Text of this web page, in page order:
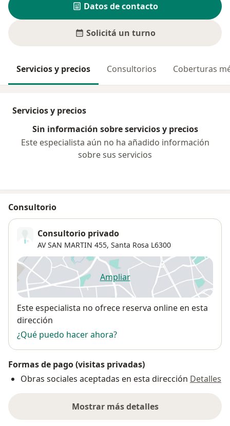
Datos de contacto
Solicitá un turno
Servicios y precios Consultorios Coberturas
Servicios y precios
Sin información sobre servicios y precios
Este especialista aún no ha añadido información
sobre sus servicios
Consultorio
Consultorio privado
AV SAN MARTIN 455, Santa Rosa L6300
Ampliarse abre en una nueva
Disponibilidad
Este especialista no ofrece reserva online en esta
dirección
¿Qué puedo hacer ahora?
Formas de pago (visitas privadas)
Obras sociales aceptadas en esta dirección Detalles
Mostrar más detalles
sobre la dirección